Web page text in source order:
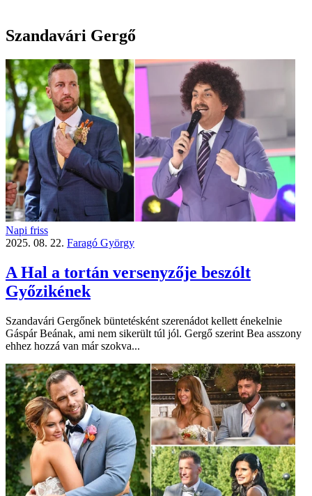
Szandavári Gergő
Napi friss
2025. 08. 22. Faragó György
A Hal a tortán versenyzője beszólt
Győzikének
Szandavári Gergőnek büntetésként szerenádot kellett énekelnie
Gáspár Beának, ami nem sikerült túl jól. Gergő szerint Bea asszony
ehhez hozzá van már szokva...